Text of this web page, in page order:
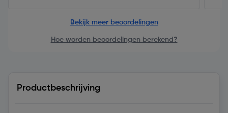
Bekijk meer beoordelingen
Hoe worden beoordelingen berekend?
Productbeschrijving